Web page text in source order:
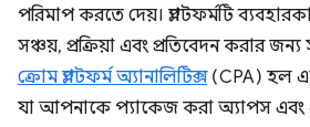
পরিমাপ করতে দেয়। প্ল্যাটফর্মটি
সঞ্চয়, প্রক্রিয়া এবং প্রতিবেদন করার জন্য
ক্রোম প্ল্যাটফর্ম অ্যানালিটিক্স(CPA) হল
যা আপনাকে প্যাকেজ করা অ্যাপস এবং